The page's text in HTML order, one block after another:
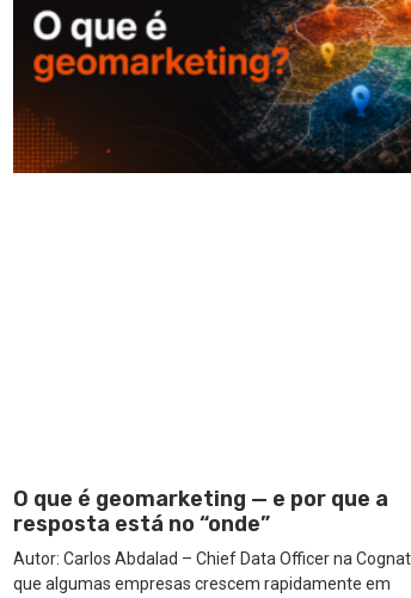
O que é geomarketing — e por que a
resposta está no “onde”
Autor: Carlos Abdalad – Chief Data Officer na
que algumas empresas crescem rapidamente em